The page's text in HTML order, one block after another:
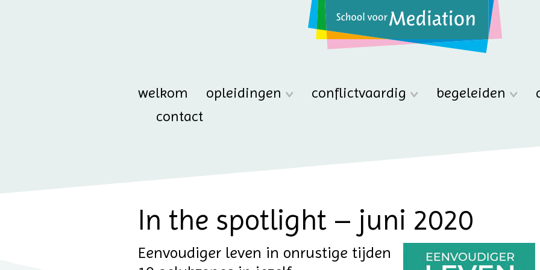
welkom opleidingen conflictvaardig begeleiden
contact
In the spotlight – juni 2020
Eenvoudiger leven in onrustige tijden